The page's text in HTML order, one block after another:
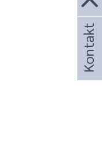
Kontakt